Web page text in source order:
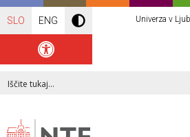
SLO ENG Univerza v